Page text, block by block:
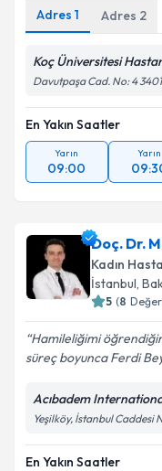
Adres 1 Adres 2
Koç Üniversitesi
Davutpaşa Cad. No: 4
En Yakın Saatler
Yarın
09:00
Yarın
Doç. Dr.
Kadın
İstanbul,
5 (8
Hamileliğimi
süreç boyunca Ferdi
Acıbadem
Yeşilköy, İstanbul Caddesi
En Yakın Saatler